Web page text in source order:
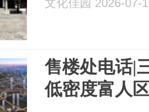
文化佳园 2026-07-
售楼处电话|
低密度富人